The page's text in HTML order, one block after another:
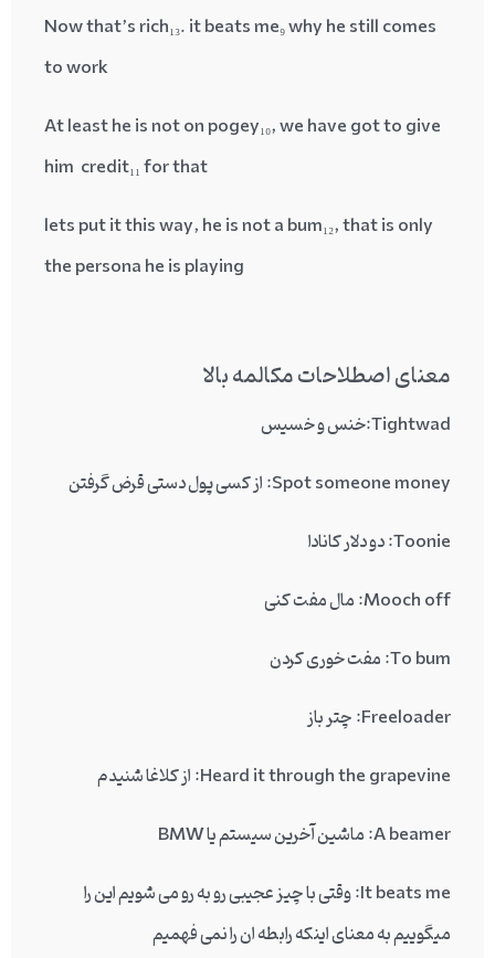
Nowthat’s rich₁₃.it beats me₉why he still comes
to work
At least he is noton pogey₁₀, we have got togive
him credit₁₁for that
lets put it this way, he is not abum₁₂, that is only
the persona he is playing
معنای اصطلاحات مکالمه بالا
Tightwad:خنس و خسیس
Spot someone money: از کسی پول دستی قرض گرفتن
Toonie: دو دلار کانادا
Mooch off: مال مفت کنی
To bum: مفت خوری کردن
Freeloader: چتر باز
Heard it through the grapevine: از کلاغا شنیدم
A beamer: ماشین آخرین سیستم یا BMW
It beats me: وقتی با چیز عجیبی رو به رو می شویم این را
میگوییم به معنای اینکه رابطه ان را نمی فهمیم